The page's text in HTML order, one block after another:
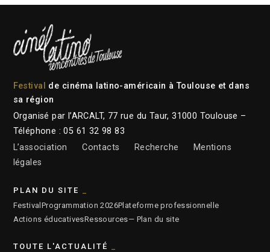
Festival
de cinéma latino-américain à Toulouse et dans
sa région
Organisé par l’ARCALT, 77 rue du Taur, 31000 Toulouse –
Téléphone : 05 61 32 98 83
L’association
Contacts Recherche
Mentions
légales
PLAN DU SITE
Festival Programmation 2026Plateforme professionnelle
Actions éducativesRessources— Plan du site
TOUTE L'ACTUALITÉ